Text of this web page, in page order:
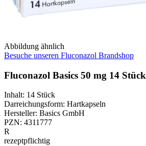
Abbildung ähnlich
Besuche unseren Fluconazol Brandshop
Fluconazol Basics 50 mg 14 Stück
Inhalt: 14 Stück
Darreichungsform: Hartkapseln
Hersteller: Basics GmbH
PZN: 4311777
R
rezeptpflichtig